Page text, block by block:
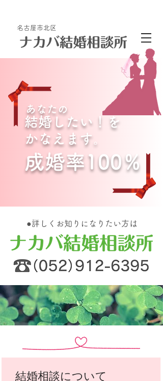
名古屋市北区
あなたの
結婚したい！を
かなえます。
成婚率100％
●詳しくお知りになりたい方は
結婚相談について